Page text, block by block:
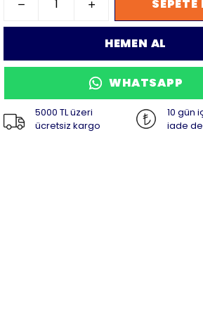
SEPETE
HEMEN AL
WHATSAPP
5000 TL üzeri
ücretsiz kargo
10 gün
iade